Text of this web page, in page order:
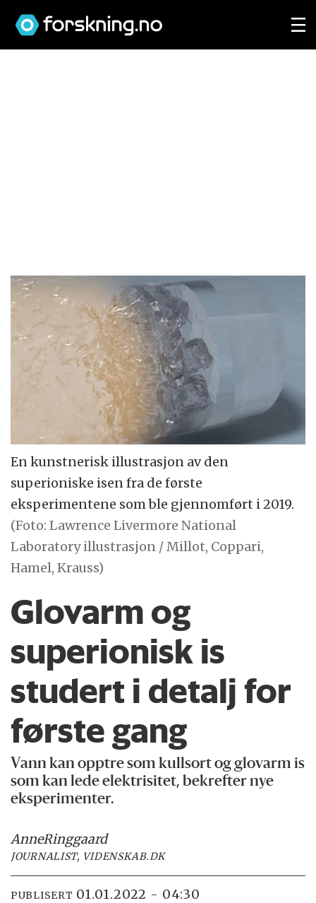
En kunstnerisk illustrasjon av den
superioniske isen fra de første
eksperimentene som ble gjennomført i 2019.
(Foto: Lawrence Livermore National
Laboratory illustrasjon / Millot, Coppari,
Hamel, Krauss)
Glovarm og
superionisk is
studert i detalj for
første gang
Vann kan opptre som kullsort og glovarm is
som kan lede elektrisitet, bekrefter nye
eksperimenter.
AnneRinggaard
JOURNALIST, VIDENSKAB.DK
PUBLISERT 01.01.2022 - 04:30